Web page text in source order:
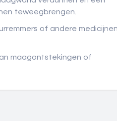
teweegbrengen.
of andere
maagontstekingen of